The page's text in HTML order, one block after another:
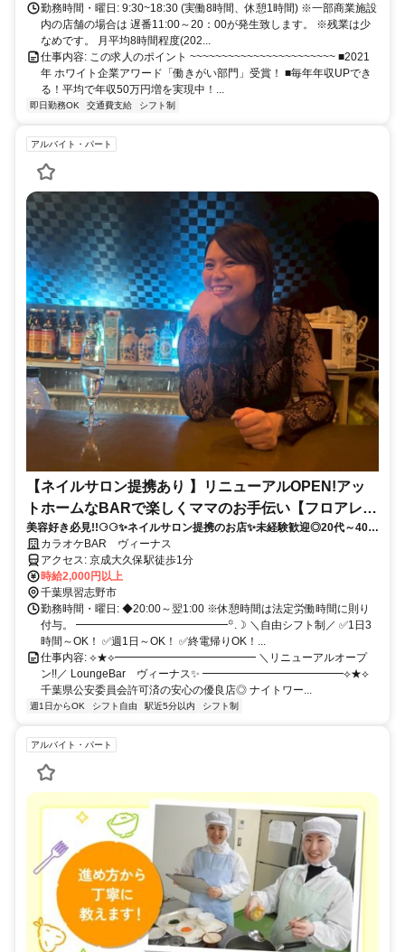
勤務時間・曜日: 9:30~18:30 (実働8時間、休憩1時間) ※一部商業施設
内の店舗の場合は 遅番11:00～20：00が発生致します。 ※残業は少
なめです。 月平均8時間程度(202...
仕事内容: この求人のポイント ~~~~~~~~~~~~~~~~~~~~~~~ ■2021
年 ホワイト企業アワード「働きがい部門」受賞！ ■毎年年収UPでき
る！平均で年収50万円増を実現中！...
即日勤務OK 交通費支給 シフト制
アルバイト・パート
【ネイルサロン提携あり 】リニューアルOPEN!アッ
トホームなBARで楽しくママのお手伝い【フロアレデ
ィ】
美容好き必見!!⚆⚆✨ネイルサロン提携のお店✨未経験歓迎◎20代～40代
活躍中◎週末は時給UP！初めてさんも安心のアットホームなお店でゆる
っとお仕事しませんか♪
カラオケBAR ヴィーナス
アクセス: 京成大久保駅徒歩1分
時給2,000円以上
千葉県習志野市
勤務時間・曜日: ◆20:00～翌1:00 ※休憩時間は法定労働時間に則り
付与。 ━━━━━━━━━━━━━━꙳.☽ ＼自由シフト制／ ✅1日3
時間～OK！ ✅週1日～OK！ ✅終電帰りOK！...
仕事内容: ⟡★⟡━━━━━━━━━━━━━ ＼リニューアルオープ
ン!!／ LoungeBar ヴィーナス✨ ━━━━━━━━━━━━━⟡★⟡
千葉県公安委員会許可済の安心の優良店◎ ナイトワー...
週1日からOK シフト自由 駅近5分以内 シフト制
アルバイト・パート